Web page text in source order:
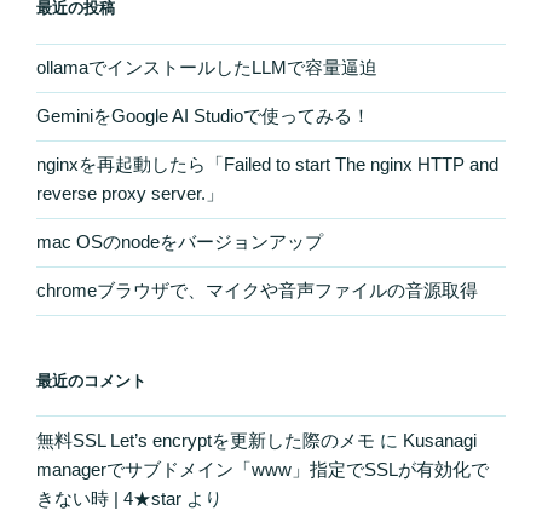
最近の投稿
ollamaでインストールしたLLMで容量逼迫
GeminiをGoogle AI Studioで使ってみる！
nginxを再起動したら「Failed to start The nginx HTTP and
reverse proxy server.」
mac OSのnodeをバージョンアップ
chromeブラウザで、マイクや音声ファイルの音源取得
最近のコメント
無料SSL Let’s encryptを更新した際のメモ に Kusanagi
managerでサブドメイン「www」指定でSSLが有効化で
きない時 | 4★star より